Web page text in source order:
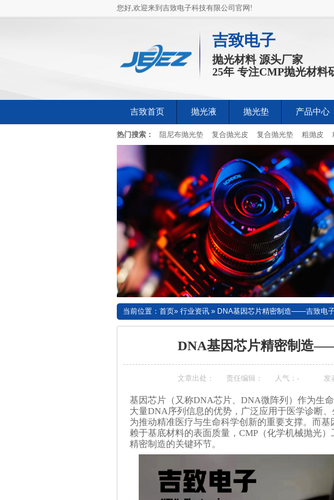
您好,欢迎来到吉致电子科技有限公司官网!
吉致电子
抛光材料 源头厂家
25年 专注CMP抛光材料
吉致首页 抛光液 抛光垫 产品中心
热门搜索： 阻尼布抛光垫 复合抛光皮 复合抛光垫 粗抛皮
当前位置： 首页» 行业资讯 » DNA基因芯片精密制造——吉致电
DNA基因芯片精密制造
文章出处： 责任编辑： 人气： - 发
基因芯片（又称DNA芯片、DNA微阵列）作为生
大量DNA序列信息的优势，广泛应用于医学诊断
为推动精准医疗与生命科学创新的重要支撑。而
赖于基底材料的表面质量，CMP（化学机械抛光）
精密制造的关键环节。